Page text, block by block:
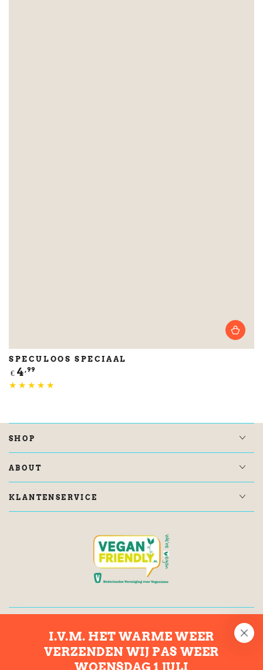
SPECULOOS SPECIAAL
Normale
prijs
€ 4,99
SHOP
ABOUT
KLANTENSERVICE
I.V.M. HET WARME WEER
VERZENDEN WIJ PAS WEER
WOENSDAG 1 JULI